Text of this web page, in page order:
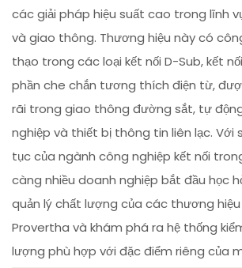
các giải pháp hiệu suất cao trong lĩnh
và giao thông. Thương hiệu này có
thạo trong các loại kết nối D-Sub, kết
phần che chắn tương thích điện từ,
rãi trong giao thông đường sắt, tự
nghiệp và thiết bị thông tin liên lạc. Với
tục của ngành công nghiệp kết nối
càng nhiều doanh nghiệp bắt đầu học
quản lý chất lượng của các thương
Provertha và khám phá ra hệ thống
lượng phù hợp với đặc điểm riêng của